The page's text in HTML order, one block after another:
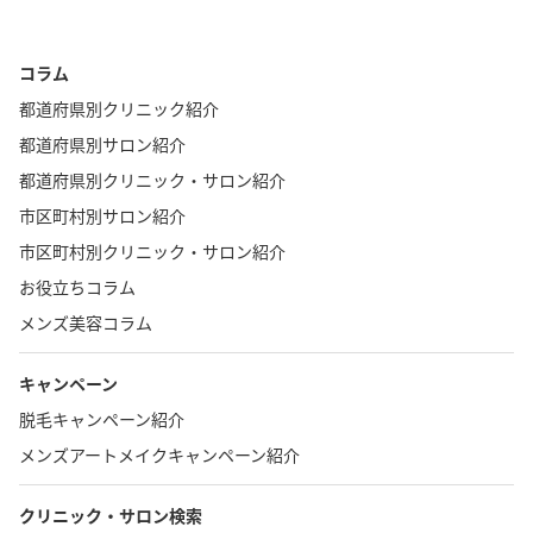
コラム
都道府県別クリニック紹介
都道府県別サロン紹介
都道府県別クリニック・サロン紹介
市区町村別サロン紹介
市区町村別クリニック・サロン紹介
お役立ちコラム
メンズ美容コラム
キャンペーン
脱毛キャンペーン紹介
メンズアートメイクキャンペーン紹介
クリニック・サロン検索